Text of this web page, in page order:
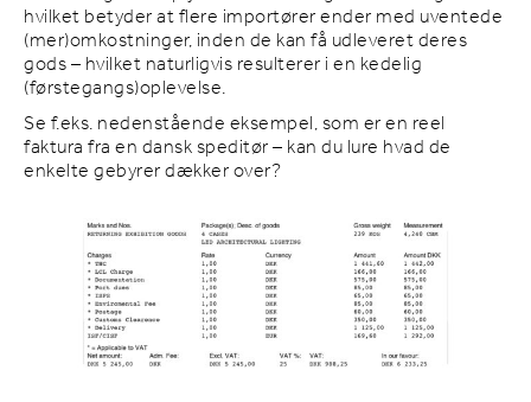
hvilket betyder at flere importører ender med uventede
(mer)omkostninger, inden de kan få udleveret deres
gods – hvilket naturligvis resulterer i en kedelig
(førstegangs)oplevelse.
Se f.eks. nedenstående eksempel, som er en reel
faktura fra en dansk speditør – kan du lure hvad de
enkelte gebyrer dækker over?